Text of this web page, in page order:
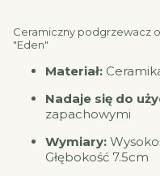
Ceramiczny podgrzewacz
"Eden"
Materiał:
Nadaje się do
zapachowymi
Wymiary:
Głębokość 7.5cm